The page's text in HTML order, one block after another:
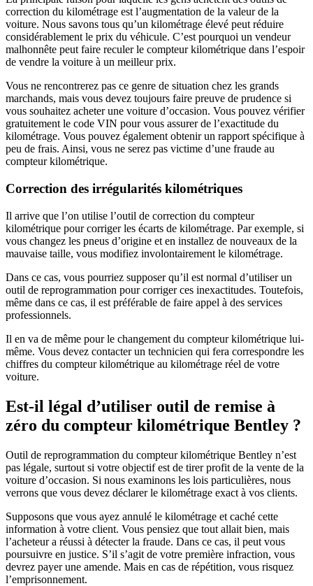
correction du kilométrage est l’augmentation de la valeur de la
voiture. Nous savons tous qu’un kilométrage élevé peut réduire
considérablement le prix du véhicule. C’est pourquoi un vendeur
malhonnête peut faire reculer le compteur kilométrique dans l’espoir
de vendre la voiture à un meilleur prix.
Vous ne rencontrerez pas ce genre de situation chez les grands
marchands, mais vous devez toujours faire preuve de prudence si
vous souhaitez acheter une voiture d’occasion. Vous pouvez vérifier
gratuitement le code VIN pour vous assurer de l’exactitude du
kilométrage. Vous pouvez également obtenir un rapport spécifique à
peu de frais. Ainsi, vous ne serez pas victime d’une fraude au
compteur kilométrique.
Correction des irrégularités kilométriques
Il arrive que l’on utilise l’outil de correction du compteur
kilométrique pour corriger les écarts de kilométrage. Par exemple, si
vous changez les pneus d’origine et en installez de nouveaux de la
mauvaise taille, vous modifiez involontairement le kilométrage.
Dans ce cas, vous pourriez supposer qu’il est normal d’utiliser un
outil de reprogrammation pour corriger ces inexactitudes. Toutefois,
même dans ce cas, il est préférable de faire appel à des services
professionnels.
Il en va de même pour le changement du compteur kilométrique lui-
même. Vous devez contacter un technicien qui fera correspondre les
chiffres du compteur kilométrique au kilométrage réel de votre
voiture.
Est-il légal d’utiliser outil de remise à
zéro du compteur kilométrique Bentley ?
Outil de reprogrammation du compteur kilométrique Bentley n’est
pas légale, surtout si votre objectif est de tirer profit de la vente de la
voiture d’occasion. Si nous examinons les lois particulières, nous
verrons que vous devez déclarer le kilométrage exact à vos clients.
Supposons que vous ayez annulé le kilométrage et caché cette
information à votre client. Vous pensiez que tout allait bien, mais
l’acheteur a réussi à détecter la fraude. Dans ce cas, il peut vous
poursuivre en justice. S’il s’agit de votre première infraction, vous
devrez payer une amende. Mais en cas de répétition, vous risquez
l’emprisonnement.